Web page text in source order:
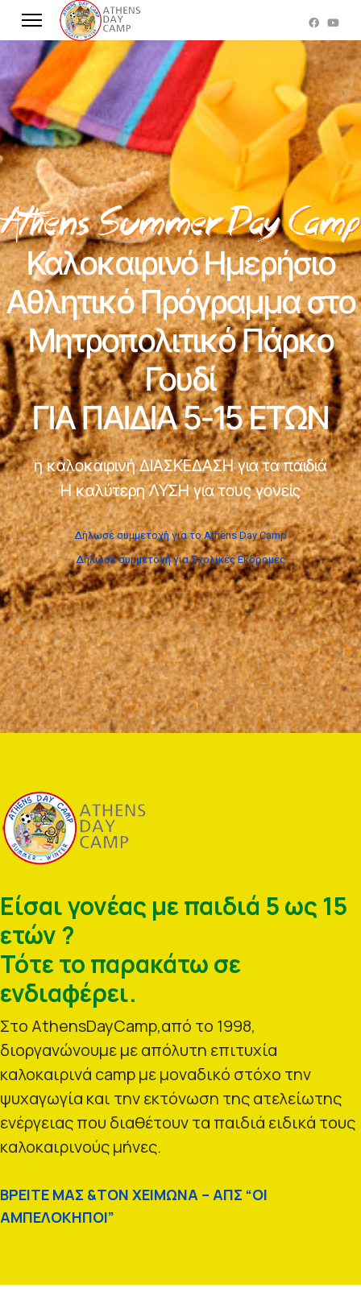
Καλοκαιρινό Ημερήσιο
Αθλητικό Πρόγραμμα στο
Μητροπολιτικό Πάρκο
Γουδί
ΓΙΑ ΠΑΙΔΙΑ 5-15 ΕΤΩΝ
η καλοκαιρινή ΔΙΑΣΚΕΔΑΣΗ για τα παιδιά
Η καλύτερη ΛΥΣΗ για τους γονείς
Δήλωσε συμμετοχή για το Athens Day Camp
Δήλωσε συμμετοχή για Σχολικές Εκδρομές
Είσαι γονέας με παιδιά 5 ως 15
ετών ?
Τότε το παρακάτω σε
ενδιαφέρει.
Στο AthensDayCamp,από το 1998,
διοργανώνουμε με απόλυτη επιτυχία
καλοκαιρινά camp με μοναδικό στόχο την
ψυχαγωγία και την εκτόνωση της ατελείωτης
ενέργειας που διαθέτουν τα παιδιά ειδικά τους
καλοκαιρινούς μήνες.
ΒΡΕΙΤΕ ΜΑΣ &ΤΟΝ ΧΕΙΜΩΝΑ – ΑΠΣ “ΟΙ
ΑΜΠΕΛΟΚΗΠΟΙ”